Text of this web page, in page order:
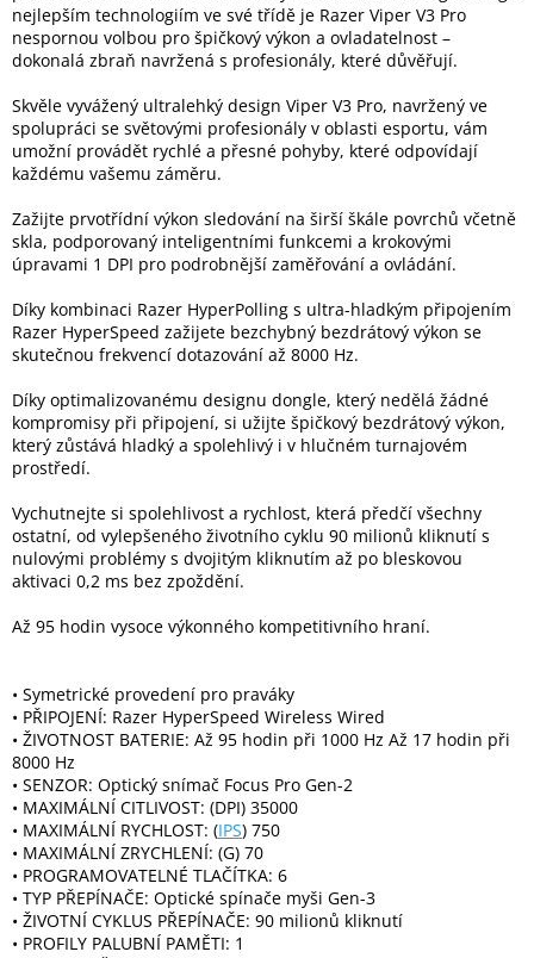
Domácnost
Black
Friday
VÝPRODEJ
Akční
zboží
TONERY
CARTRIDGE
OEM
Sestavy
počítačů
Inpraise
systémy
MILESIGHT
Doprodej
Přihlášení
nejlepším technologiím ve své třídě je Razer Viper V3 Pro
nespornou volbou pro špičkový výkon a ovladatelnost –
dokonalá zbraň navržená s profesionály, které důvěřují.
Skvěle vyvážený ultralehký design Viper V3 Pro, navržený ve
spolupráci se světovými profesionály v oblasti esportu, vám
umožní provádět rychlé a přesné pohyby, které odpovídají
každému vašemu záměru.
Zažijte prvotřídní výkon sledování na širší škále povrchů včetně
skla, podporovaný inteligentními funkcemi a krokovými
úpravami 1 DPI pro podrobnější zaměřování a ovládání.
Díky kombinaci Razer HyperPolling s ultra-hladkým připojením
Razer HyperSpeed zažijete bezchybný bezdrátový výkon se
skutečnou frekvencí dotazování až 8000 Hz.
Díky optimalizovanému designu dongle, který nedělá žádné
kompromisy při připojení, si užijte špičkový bezdrátový výkon,
který zůstává hladký a spolehlivý i v hlučném turnajovém
prostředí.
Vychutnejte si spolehlivost a rychlost, která předčí všechny
ostatní, od vylepšeného životního cyklu 90 milionů kliknutí s
nulovými problémy s dvojitým kliknutím až po bleskovou
aktivaci 0,2 ms bez zpoždění.
Až 95 hodin vysoce výkonného kompetitivního hraní.
• Symetrické provedení pro praváky
• PŘIPOJENÍ: Razer HyperSpeed Wireless Wired
• ŽIVOTNOST BATERIE: Až 95 hodin při 1000 Hz Až 17 hodin při
8000 Hz
• SENZOR: Optický snímač Focus Pro Gen-2
• MAXIMÁLNÍ CITLIVOST: (DPI) 35000
• MAXIMÁLNÍ RYCHLOST: (IPS) 750
• MAXIMÁLNÍ ZRYCHLENÍ: (G) 70
• PROGRAMOVATELNÉ TLAČÍTKA: 6
• TYP PŘEPÍNAČE: Optické spínače myši Gen-3
• ŽIVOTNÍ CYKLUS PŘEPÍNAČE: 90 milionů kliknutí
• PROFILY PALUBNÍ PAMĚTI: 1